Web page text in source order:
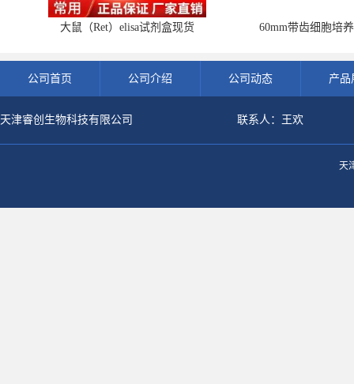
大鼠（Ret）elisa试剂盒现货 60mm带齿细胞培
公司首页 公司介绍 公司动态 产品
天津睿创生物科技有限公司 联系人：王欢
天